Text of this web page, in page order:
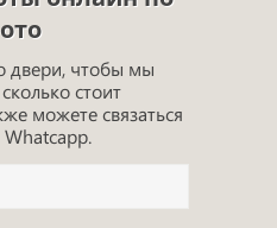
двери, чтобы мы
стоит
можете связаться